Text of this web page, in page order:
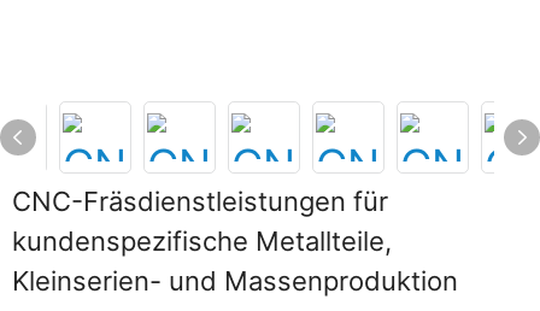
CNC-Fräsdienstleistungen für
kundenspezifische Metallteile,
Kleinserien- und Massenproduktion